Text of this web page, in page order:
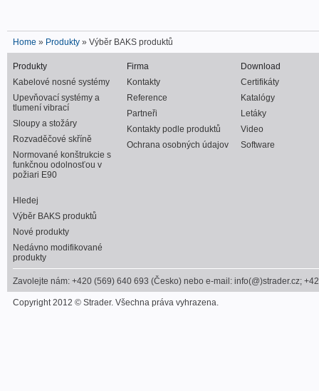
Home » Produkty » Výběr BAKS produktů
Produkty
Kabelové nosné systémy
Upevňovací systémy a
tlumení vibrací
Sloupy a stožáry
Rozvaděčové skříně
Normované konštrukcie s
funkčnou odolnosťou v
požiari E90
Hledej
Výběr BAKS produktů
Nové produkty
Nedávno modifikované
produkty
Firma
Kontakty
Reference
Partneři
Kontakty podle produktů
Ochrana osobných údajov
Download
Certifikáty
Katalógy
Letáky
Video
Software
Zavolejte nám: +420 (569) 640 693 (Česko) nebo e-mail: info(@)strader.cz;
Copyright 2012 © Strader. Všechna práva vyhrazena.